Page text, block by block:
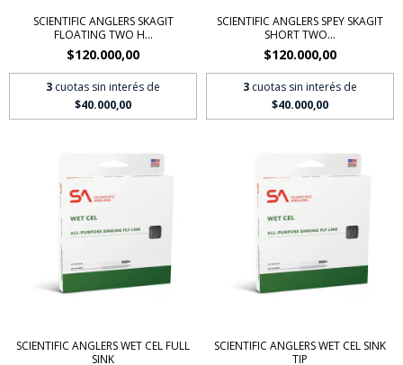
SCIENTIFIC ANGLERS SKAGIT
FLOATING TWO H...
$120.000,00
3 cuotas sin interés de
$40.000,00
SCIENTIFIC ANGLERS SPEY SKAGIT
SHORT TWO...
$120.000,00
3 cuotas sin interés de
$40.000,00
SCIENTIFIC ANGLERS WET CEL FULL
SINK
SCIENTIFIC ANGLERS WET CEL SINK
TIP